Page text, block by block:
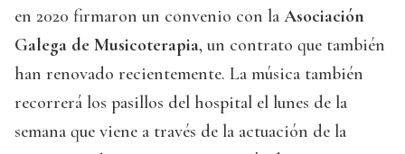
en 2020 firmaron un convenio con la Asociación
Galega de Musicoterapia, un contrato que también
han renovado recientemente. La música también
recorrerá los pasillos del hospital el lunes de la
semana que viene a través de la actuación de la